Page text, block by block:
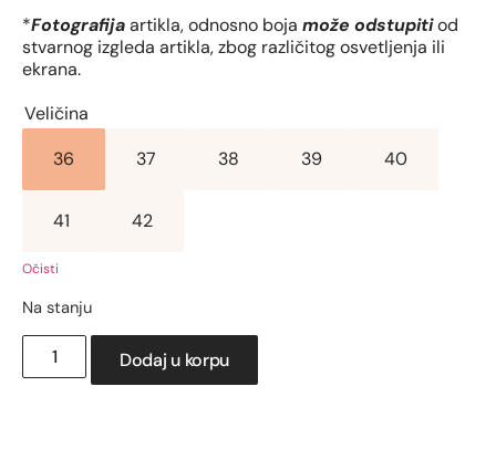
*Fotografijaartikla, odnosno boja može odstupitiod
stvarnog izgleda artikla, zbog različitog osvetljenja ili
ekrana.
Veličina
36
37 38 39 40
41 42
Očisti
Na stanju
Dodaj u korpu